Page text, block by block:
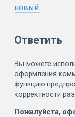
новый.
Ответить
Вы можете
оформления
функцию
корректности
Пожалуйста,